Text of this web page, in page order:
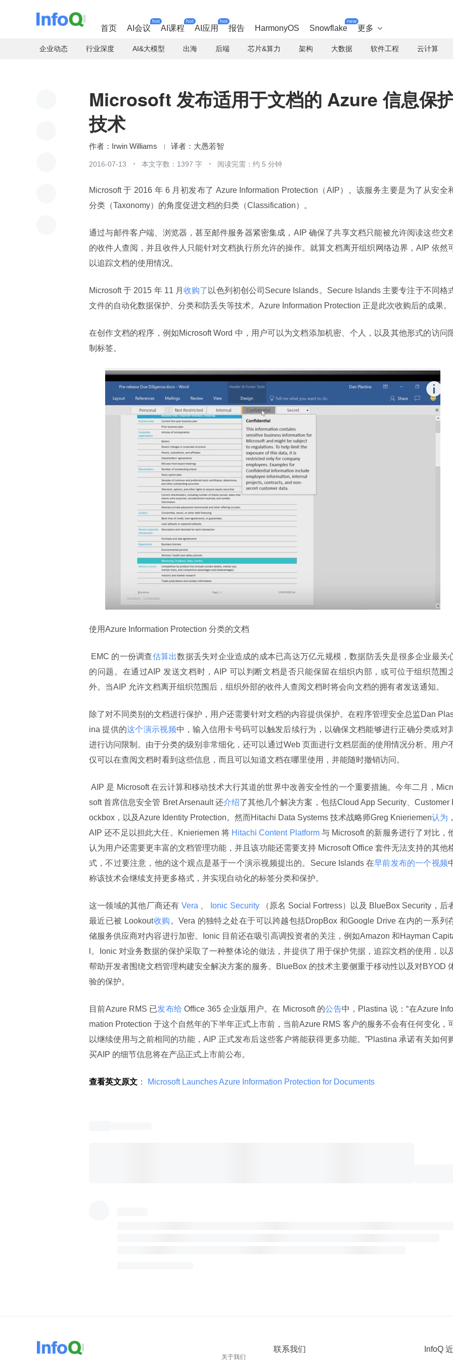
首页 AI会议
hot
AI课程
hot
AI应用
hot
报告 HarmonyOS Snowflake
new
更多 
企业动态 行业深度 AI&大模型 出海 后端 芯片&算力 架构 大数据 软件工程 云计算
Microsoft 发布适用于文档的 Azure 信息保
技术
Irwin Williams 大愚若智
2016-07-13 本文字数：1397 字 阅读完需：约 5 分钟
Microsoft 于 2016 年 6 月初发布了 Azure Information Protection（AIP）。该服务主要是为了从安全
分类（Taxonomy）的角度促进文档的归类（Classification）。
通过与邮件客户端、浏览器，甚至邮件服务器紧密集成，AIP 确保了共享文档只能被允许阅读这些文
的收件人查阅，并且收件人只能针对文档执行所允许的操作。就算文档离开组织网络边界，AIP 依然
以追踪文档的使用情况。
Microsoft 于 2015 年 11 月收购了 以色列初创公司Secure Islands。Secure Islands 主要专注于不同格
文件的自动化数据保护、分类和防丢失等技术。Azure Information Protection 正是此次收购后的成果。
在创作文档的程序，例如Microsoft Word 中，用户可以为文档添加机密、个人，以及其他形式的访问
制标签。
使用Azure Information Protection 分类的文档
EMC 的一份调查估算出数据丢失对企业造成的成本已高达万亿元规模，数据防丢失是很多企业最关
的问题。在通过AIP 发送文档时，AIP 可以判断文档是否只能保留在组织内部，或可位于组织范围
外。当AIP 允许文档离开组织范围后，组织外部的收件人查阅文档时将会向文档的拥有者发送通知。
除了对不同类别的文档进行保护，用户还需要针对文档的内容提供保护。在程序管理安全总监Dan
ina 提供的这个演示视频中，输入信用卡号码可以触发后续行为，以确保文档能够进行正确分类或对
进行访问限制。由于分类的级别非常细化，还可以通过Web 页面进行文档层面的使用情况分析。用户
仅可以在查阅文档时看到这些信息，而且可以知道文档在哪里使用，并能随时撤销访问。
AIP 是 Microsoft 在云计算和移动技术大行其道的世界中改善安全性的一个重要措施。今年二月，Micro
soft 首席信息安全管 Bret Arsenault 还介绍了其他几个解决方案，包括Cloud App Security、Customer
ockbox，以及Azure Identity Protection。然而Hitachi Data Systems 技术战略师Greg Knieriemen认为
AIP 还不足以担此大任。Knieriemen 将 Hitachi Content Platform 与 Microsoft 的新服务进行了对比，
认为用户还需要更丰富的文档管理功能，并且该功能还需要支持 Microsoft Office 套件无法支持的其他
式，不过要注意，他的这个观点是基于一个演示视频提出的。Secure Islands 在早前发布的一个视频
称该技术会继续支持更多格式，并实现自动化的标签分类和保护。
这一领域的其他厂商还有 Vera Ionic Security
（原名 Social Fortress）以及 BlueBox Security，后
最近已被 Lookout收购 。Vera 的独特之处在于可以跨越包括DropBox 和Google Drive 在内的一系列
储服务供应商对内容进行加密。Ionic 目前还在吸引高调投资者的关注，例如Amazon 和Hayman
l。Ionic 对业务数据的保护采取了一种整体论的做法，并提供了用于保护凭据，追踪文档的使用，以
帮助开发者围绕文档管理构建安全解决方案的服务。BlueBox 的技术主要侧重于移动性以及对BYOD
验的保护。
目前Azure RMS 已发布给 Office 365 企业版用户。在 Microsoft 的公告中，Plastina 说：“在Azure
mation Protection 于这个自然年的下半年正式上市前，当前Azure RMS 客户的服务不会有任何变化，
以继续使用与之前相同的功能，AIP 正式发布后这些客户将能获得更多功能。”Plastina 承诺有关如何
买AIP 的细节信息将在产品正式上市前公布。
查看英文原文 ： Microsoft Launches Azure Information Protection for Documents
关于我们
联系我们 InfoQ